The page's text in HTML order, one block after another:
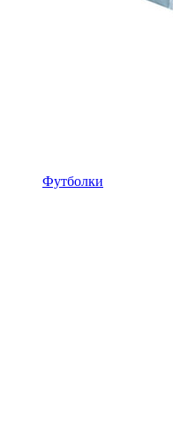
Футболки